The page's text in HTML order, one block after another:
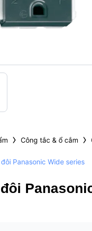
› Công tắc & ổ cắm ›
Panasonic Wide series